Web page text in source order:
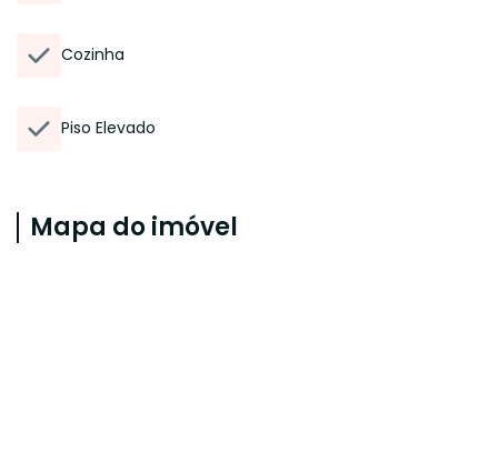
Cozinha
Piso Elevado
Mapa do imóvel